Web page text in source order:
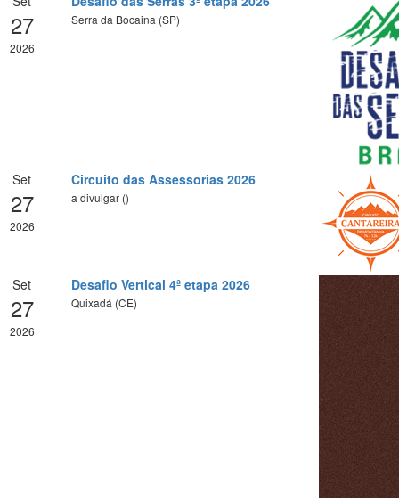
27
2026
Serra da Bocaina (SP)
Set
27
2026
Circuito das Assessorias 2026
a divulgar ()
Set
27
2026
Desafio Vertical 4ª etapa 2026
Quixadá (CE)